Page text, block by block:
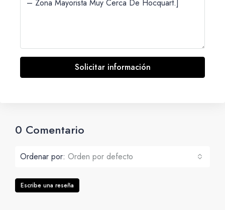
Solicitar información
0 Comentario
Ordenar por: Orden por defecto
Escribe una reseña